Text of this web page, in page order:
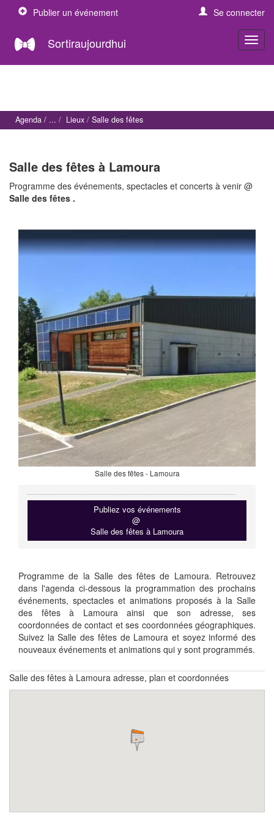
Publier un événement Se connecter
Sortiraujourdhui
Agenda Lieux Salle des fêtes
Salle des fêtes à Lamoura
Programme des événements, spectacles et concerts à venir @
Salle des fêtes .
Salle des fêtes - Lamoura
Publiez vos événements
@
Salle des fêtes à Lamoura
Programme de la Salle des fêtes de Lamoura. Retrouvez
dans l'agenda ci-dessous la programmation des prochains
événements, spectacles et animations proposés à la Salle
des fêtes à Lamoura ainsi que son adresse, ses
coordonnées de contact et ses coordonnées géographiques.
Suivez la Salle des fêtes de Lamoura et soyez informé des
nouveaux événements et animations qui y sont programmés.
Salle des fêtes à Lamoura adresse, plan et coordonnées